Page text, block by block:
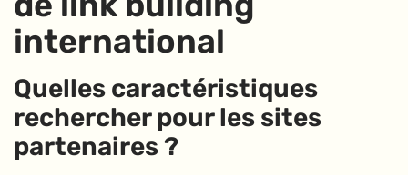
international
Quelles caractéristiques
rechercher pour les sites
partenaires ?